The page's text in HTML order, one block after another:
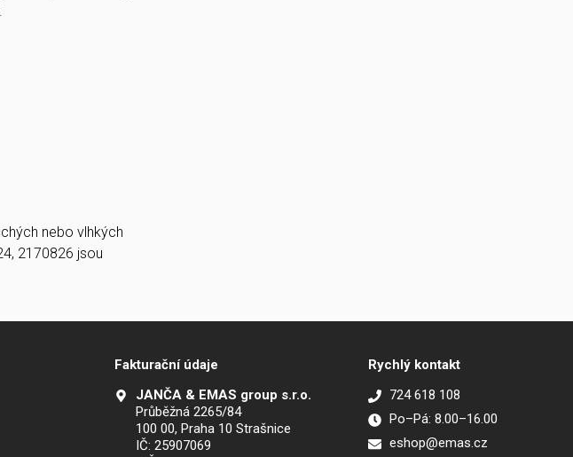
nebo vlhkých
2170826 jsou
Fakturační údaje
JANČA & EMAS group s.r.o.
Průběžná 2265/84
100 00, Praha 10 Strašnice
IČ: 25907069
Rychlý kontakt
724 618 108
Po–Pá: 8.00–16.00
eshop@emas.cz